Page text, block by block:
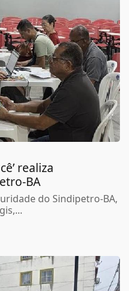
realiza
BA
do Sindipetro-BA,